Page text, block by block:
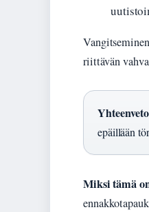
riittävän
epäillään
Miksi tämä